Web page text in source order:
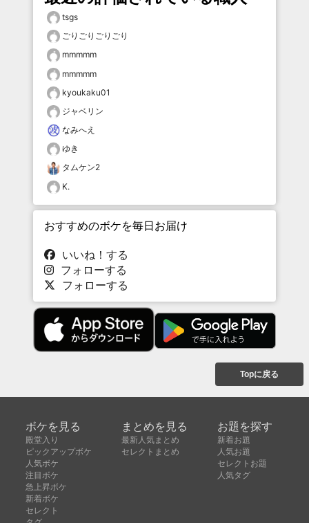
tsgs
ごりごりごりごり
mmmmm
mmmmm
kyoukaku01
ジャベリン
なみへえ
ゆき
タムケン2
K.
おすすめのボケを毎日お届け
いいね！する
フォローする
フォローする
Topに戻る
ボケを見る
殿堂入り
ピックアップボケ
人気ボケ
注目ボケ
急上昇ボケ
新着ボケ
セレクト
まとめを見る
最新人気まとめ
セレクトまとめ
お題を探す
新着お題
人気お題
セレクトお題
人気タグ